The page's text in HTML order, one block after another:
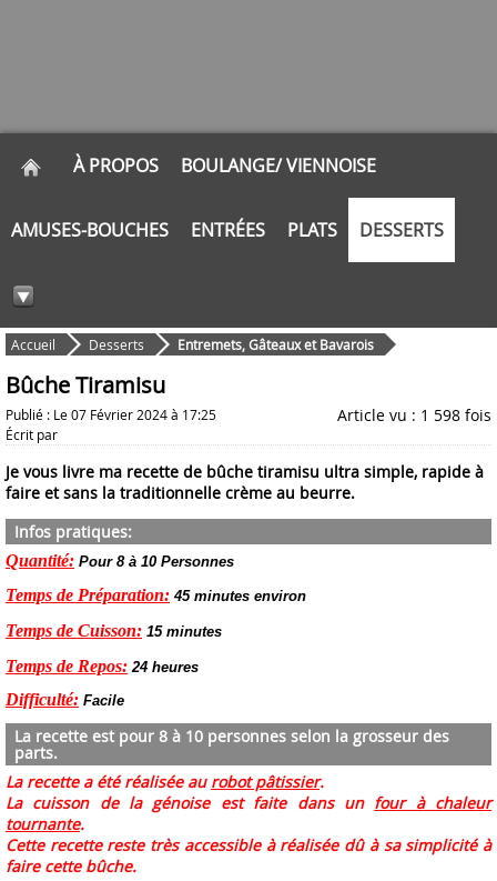
À PROPOS BOULANGE/ VIENNOISE
AMUSES-BOUCHES ENTRÉES PLATS DESSERTS
Accueil Desserts Entremets, Gâteaux et Bavarois
Bûche Tiramisu
Publié : Le 07 Février 2024 à 17:25
Écrit par
Article vu : 1 598 fois
Je vous livre ma recette de bûche tiramisu ultra simple, rapide à
faire et sans la traditionnelle crème au beurre.
Infos pratiques:
Quantité: Pour 8 à 10 Personnes
Temps de Préparation: 45 minutes environ
Temps de Cuisson: 15 minutes
Temps de Repos: 24 heures
Difficulté: Facile
La recette est pour 8 à 10 personnes selon la grosseur des
parts.
La recette a été réalisée au robot pâtissier.
La cuisson de la génoise est faite dans un four à chaleur
tournante.
Cette recette reste très accessible à réalisée dû à sa simplicité à
faire cette bûche.